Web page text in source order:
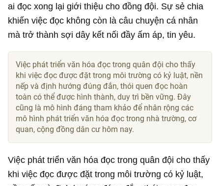
ai đọc xong lại giới thiệu cho đồng đội. Sự sẻ chia
khiến việc đọc không còn là câu chuyện cá nhân
mà trở thành sợi dây kết nối đầy ấm áp, tin yêu.
Việc phát triển văn hóa đọc trong quân đội cho thấy
khi việc đọc được đặt trong môi trường có kỷ luật, nền
nếp và định hướng đúng đắn, thói quen đọc hoàn
toàn có thể được hình thành, duy trì bền vững. Đây
cũng là mô hình đáng tham khảo để nhân rộng các
mô hình phát triển văn hóa đọc trong nhà trường, cơ
quan, cộng đồng dân cư hôm nay.
Việc phát triển văn hóa đọc trong quân đội cho thấy
khi việc đọc được đặt trong môi trường có kỷ luật,